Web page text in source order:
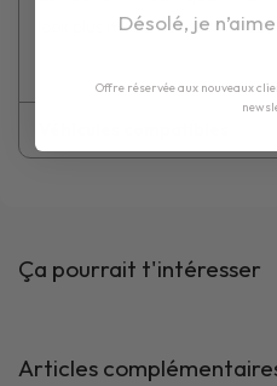
look plus moderne), M8A,
Ça pourrait t'intéresser
Articles
Désolé, je
Offre réservée aux nouveaux